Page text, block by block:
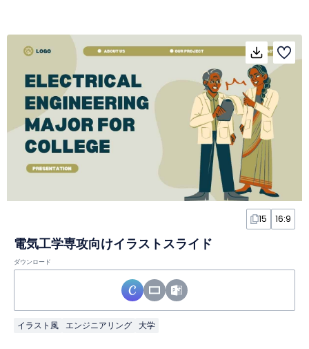
15 16:9
電気工学専攻向けイラストスライド
ダウンロード
イラスト風 エンジニアリング 大学